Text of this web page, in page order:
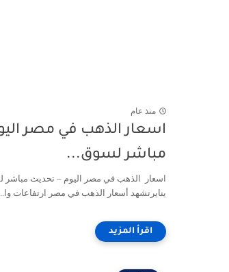
منذ عام
اسعار الذهب في مصر
مباشر لسوق...
ينايرتشهد أسعار الذهب في مصر ارتفاعات وا...